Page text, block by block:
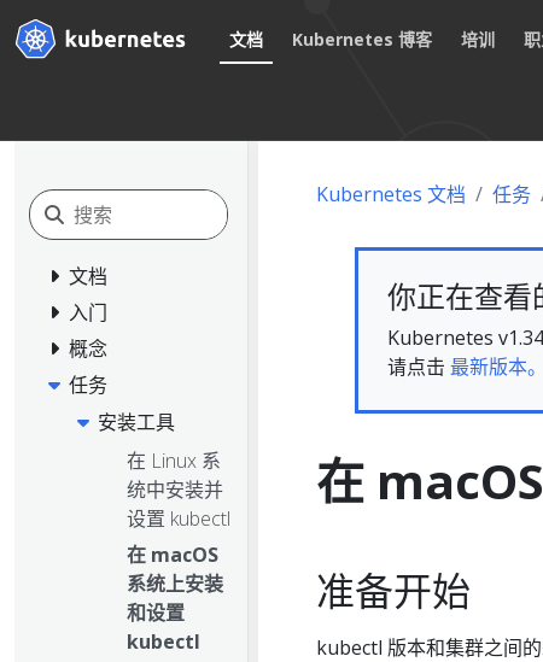
文档 Kubernetes 博客 培训
文档
入门
概念
任务
安装工具
在 Linux 系
统中安装并
设置 kubectl
在 macOS
系统上安装
和设置
kubectl
Kubernetes 文档 任务
你正在查
Kubernetes
请点击 最新版本。
在
准备开始
kubectl 版本和集群之间